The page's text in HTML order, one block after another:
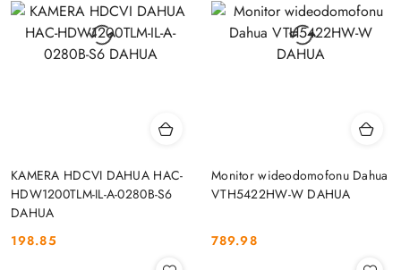
KAMERA HDCVI DAHUA HAC-
HDW1200TLM-IL-A-0280B-S6
DAHUA
Cena:
198.85
Monitor wideodomofonu Dahua
VTH5422HW-W DAHUA
Cena:
789.98